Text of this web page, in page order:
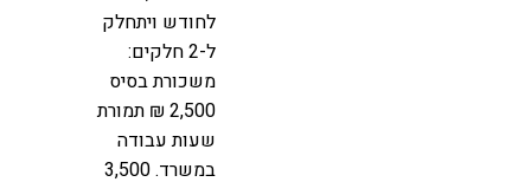
לחודש ויתחלק
ל-2 חלקים:
משכורת בסיס
2,500 ₪ תמורת
שעות עבודה
במשרד. 3,500